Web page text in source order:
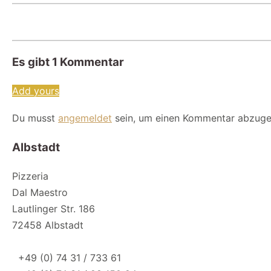
Es gibt 1 Kommentar
Add yours
Du musst angemeldet sein, um einen Kommentar
Albstadt
Pizzeria
Dal Maestro
Lautlinger Str. 186
72458 Albstadt
+49 (0) 74 31 / 733 61